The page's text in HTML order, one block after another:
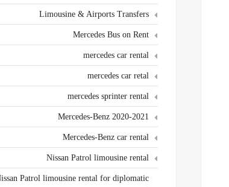
Limousine & Airports Transfers
Mercedes Bus on Rent
mercedes car rental
mercedes car retal
mercedes sprinter rental
Mercedes-Benz 2020-2021
Mercedes-Benz car rental
Nissan Patrol limousine rental
Patrol limousine rental for diplomatic